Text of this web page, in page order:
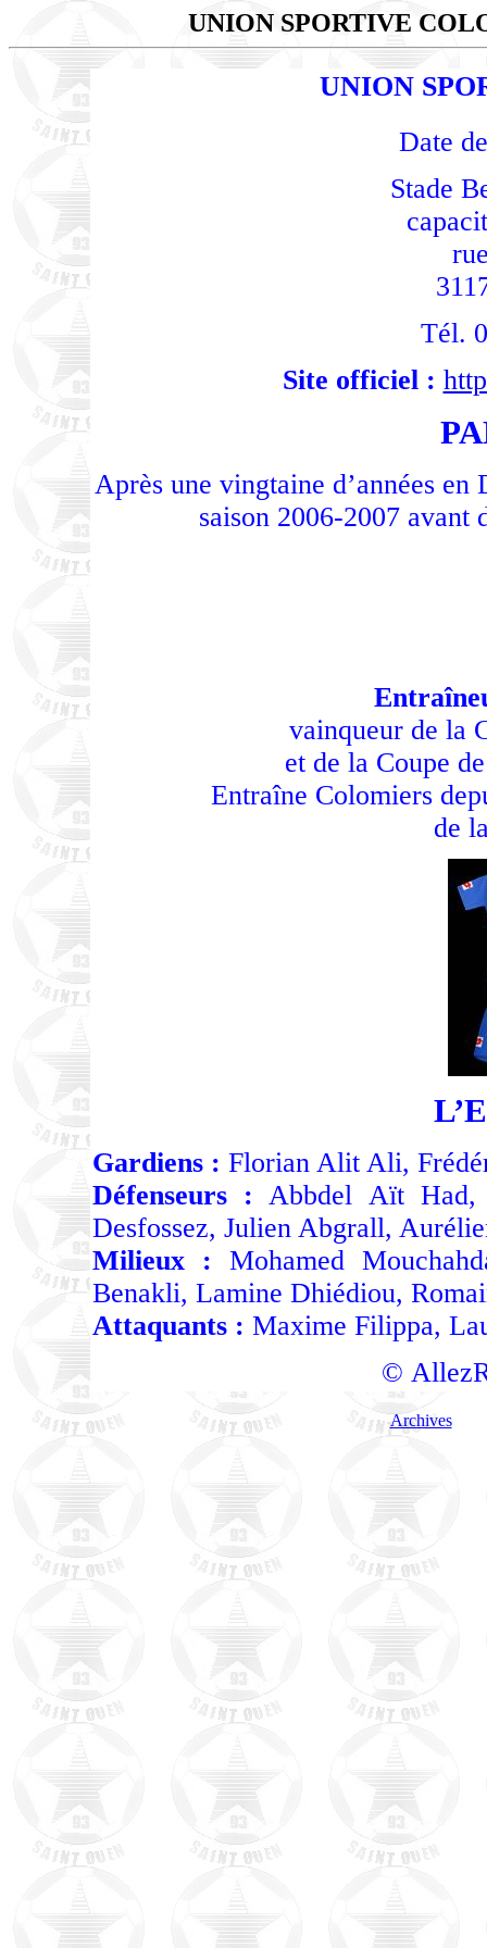
UNION SPORTIVE
UNION
Date
Stade
Tél.
Site officiel :
Après une vingtaine d’années
saison 2006-2007 avant
vainqueur de la
et de la Coupe
Entraîne Colomiers
de
Gardiens : Florian Alit Ali,
Défenseurs : Abbdel Aït Had,
Desfossez, Julien Abgrall,
Milieux : Mohamed
Benakli, Lamine Dhiédiou,
Attaquants : Maxime Filippa,
©
Archives